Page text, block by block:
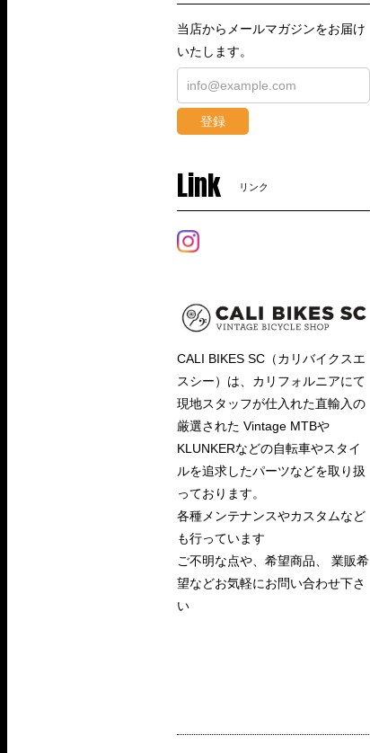
当店からメールマガジンをお届け
いたします。
登録
Link リンク
CALI BIKES SC（カリバイクスエ
スシー）は、カリフォルニアにて
現地スタッフが仕入れた直輸入の
厳選された Vintage MTBや
KLUNKERなどの自転車やスタイ
ルを追求したパーツなどを取り扱
っております。
各種メンテナンスやカスタムなど
も行っています
ご不明な点や、希望商品、 業販希
望などお気軽にお問い合わせ下さ
い